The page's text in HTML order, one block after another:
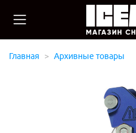
Главная Архивные товары